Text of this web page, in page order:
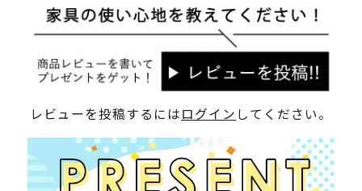
レビューを投稿するにはログイン してください。